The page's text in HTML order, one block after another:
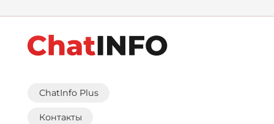
ChatInfo Plus
Контакты